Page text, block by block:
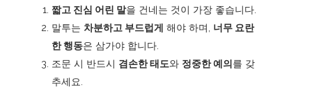
짧고 진심 어린 말을 건네는 것이 가장 좋습니다.
말투는 차분하고 부드럽게 해야 하며, 너무 요란
한 행동은 삼가야 합니다.
조문 시 반드시 겸손한 태도와 정중한 예의 를 갖
추세요.